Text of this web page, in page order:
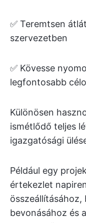
✅ Teremtsen
szervezetben
✅ Kövesse
legfontosabb
Különösen
ismétlődő teljes
igazgatósági
Például egy
értekezlet
összeállításához,
bevonásához és